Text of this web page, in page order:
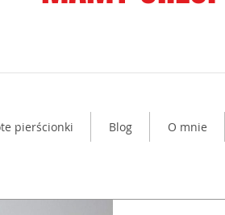
pierścionki Blog O mnie